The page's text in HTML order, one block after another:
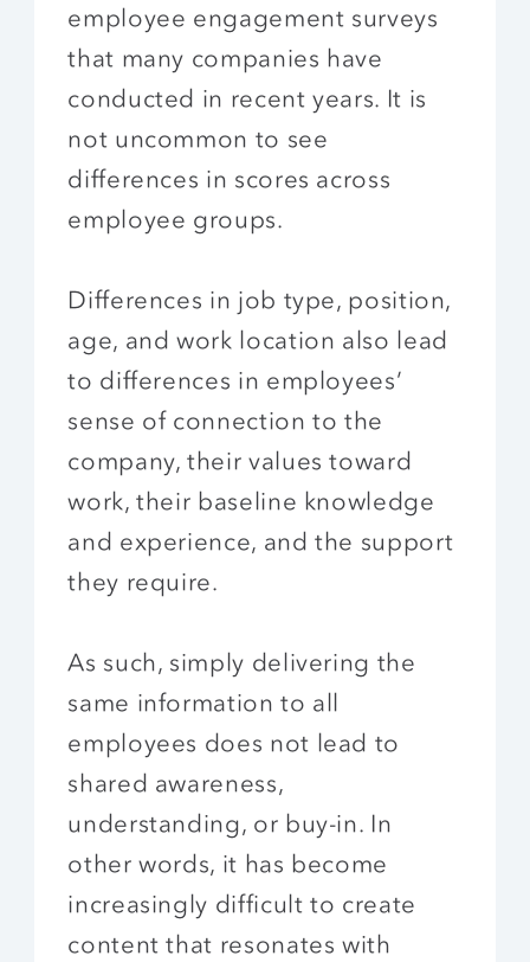
employee engagement surveys
that many companies have
conducted in recent years. It is
not uncommon to see
differences in scores across
employee groups.
Differences in job type, position,
age, and work location also lead
to differences in employees’
sense of connection to the
company, their values toward
work, their baseline knowledge
and experience, and the support
they require.
As such, simply delivering the
same information to all
employees does not lead to
shared awareness,
understanding, or buy-in. In
other words, it has become
increasingly difficult to create
content that resonates with